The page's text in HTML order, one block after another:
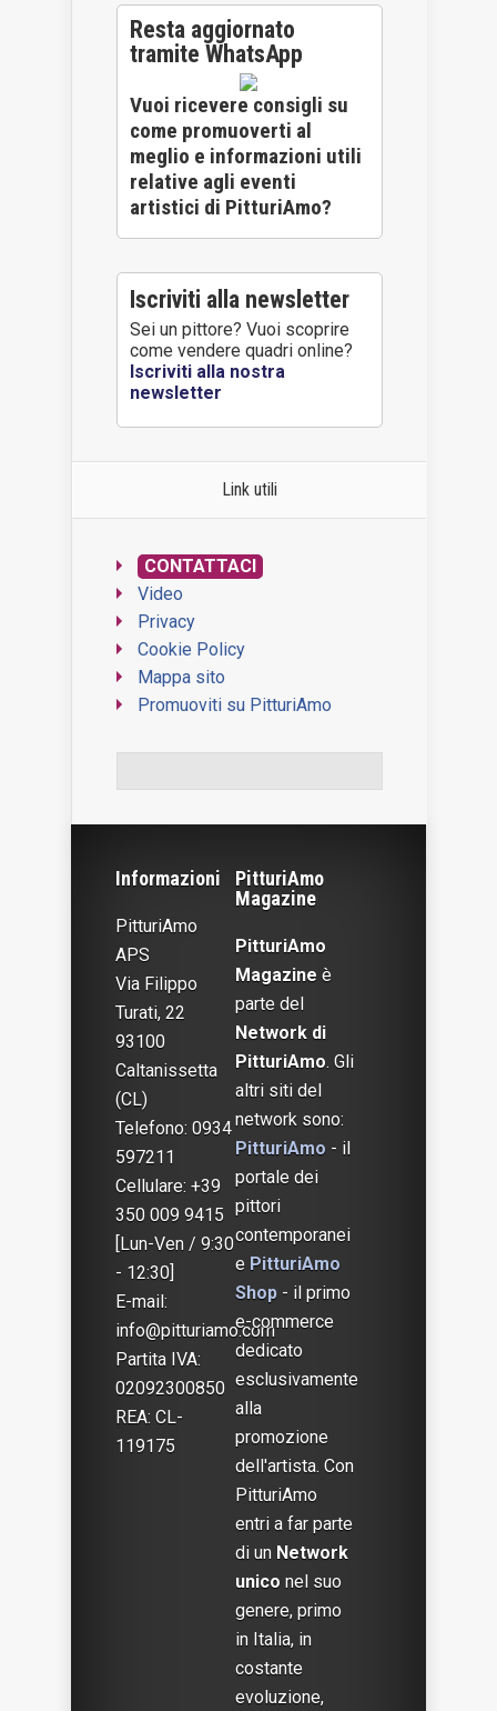
Resta aggiornato
tramite WhatsApp
Vuoi ricevere consigli su
come promuoverti al
meglio e informazioni utili
relative agli eventi
artistici di PitturiAmo?
Iscriviti alla newsletter
Sei un pittore? Vuoi scoprire
come vendere quadri online?
Iscriviti alla nostra
newsletter
Link utili
CONTATTACI
Video
Privacy
Cookie Policy
Mappa sito
Promuoviti su PitturiAmo
Informazioni
PitturiAmo
APS
Via Filippo
Turati, 22
93100
Caltanissetta
(CL)
Telefono: 0934
597211
Cellulare: +39
350 009 9415
[Lun-Ven / 9:30
- 12:30]
E-mail:
info@pitturiamo.com
Partita IVA:
02092300850
REA: CL-
119175
PitturiAmo
Magazine
PitturiAmo
Magazine è
parte del
Network di
PitturiAmo. Gli
altri siti del
network sono:
PitturiAmo - il
portale dei
pittori
contemporanei
e PitturiAmo
Shop - il primo
e-commerce
dedicato
esclusivamente
alla
promozione
dell'artista. Con
PitturiAmo
entri a far parte
di un Network
unico nel suo
genere, primo
in Italia, in
costante
evoluzione,